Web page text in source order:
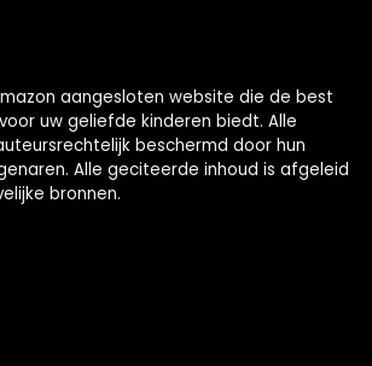
aangesloten website die de best
uw geliefde kinderen biedt. Alle
beschermd door hun
Alle geciteerde inhoud is afgeleid
bronnen.